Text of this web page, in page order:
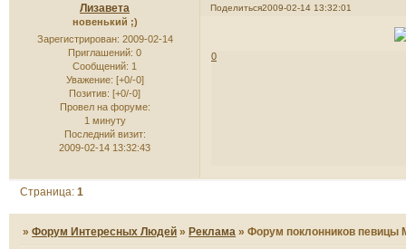
Поделиться2009-02-14 13:32:01
Лизавета
новенький ;)
Зарегистрирован: 2009-02-14
Приглашений: 0
Сообщений: 1
Уважение: [+0/-0]
Позитив: [+0/-0]
Провел на форуме:
1 минуту
Последний визит:
2009-02-14 13:32:43
0
Страница:1
»Форум Интересных Людей »Реклама »Форум поклонников певицы